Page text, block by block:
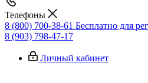
Телефоны
8 (800) 700-38-61 Бесплатно для
8 (903) 798-47-17
Личный кабинет